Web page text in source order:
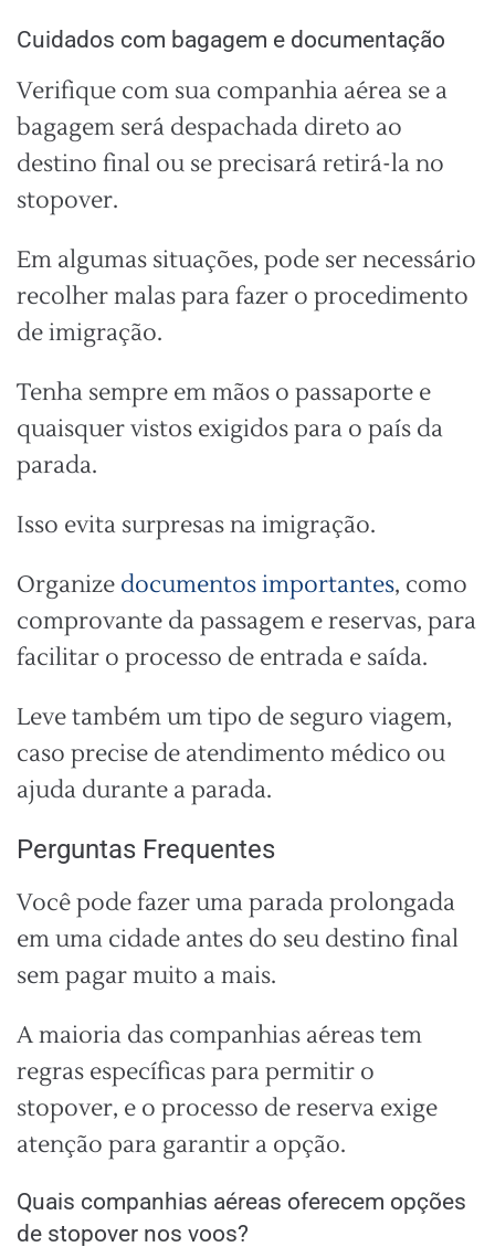
Cuidados com bagagem e documentação
Verifique com sua companhia aérea se a
bagagem será despachada direto ao
destino final ou se precisará retirá-la no
stopover.
Em algumas situações, pode ser necessário
recolher malas para fazer o procedimento
de imigração.
Tenha sempre em mãos o passaporte e
quaisquer vistos exigidos para o país da
parada.
Isso evita surpresas na imigração.
Organize documentos importantes, como
comprovante da passagem e reservas, para
facilitar o processo de entrada e saída.
Leve também um tipo de seguro viagem,
caso precise de atendimento médico ou
ajuda durante a parada.
Perguntas Frequentes
Você pode fazer uma parada prolongada
em uma cidade antes do seu destino final
sem pagar muito a mais.
A maioria das companhias aéreas tem
regras específicas para permitir o
stopover, e o processo de reserva exige
atenção para garantir a opção.
Quais companhias aéreas oferecem opções
de stopover nos voos?